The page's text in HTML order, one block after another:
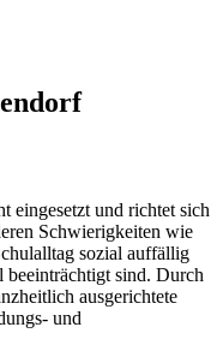
eingesetzt und richtet sich
Schwierigkeiten wie
sozial auffällig
sind. Durch
ausgerichtete
und